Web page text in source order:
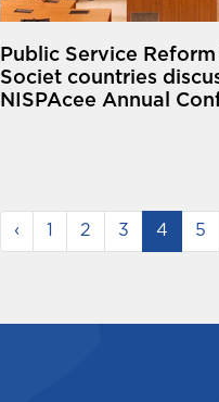
Public Service
Societ countries
NISPAcee Annual
‹ 1 2 3 4 5